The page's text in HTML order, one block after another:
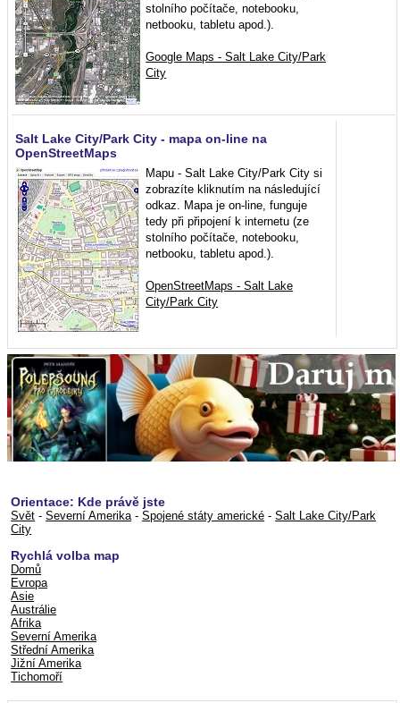
stolního počítače, notebooku,
netbooku, tabletu apod.).
Google Maps - Salt Lake City/Park
City
Salt Lake City/Park City - mapa on-line na
OpenStreetMaps
Mapu - Salt Lake City/Park City si
zobrazíte kliknutím na následující
odkaz. Mapa je on-line, funguje
tedy při připojení k internetu (ze
stolního počítače, notebooku,
netbooku, tabletu apod.).
OpenStreetMaps - Salt Lake
City/Park City
Orientace: Kde právě jste
Svět -Severní Amerika-Spojené státy americké -Salt Lake City/Park
City
Rychlá volba map
Domů
Evropa
Asie
Austrálie
Afrika
Severní Amerika
Střední Amerika
Jižní Amerika
Tichomoří